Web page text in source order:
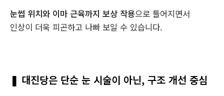
눈썹 위치와 이마 근육까지 보상 작용으로 틀어지면서
인상이 더욱 피곤하고 나빠 보일 수 있습니다.
❚ 대진당은 단순 눈 시술이 아닌, 구조 개선 중심